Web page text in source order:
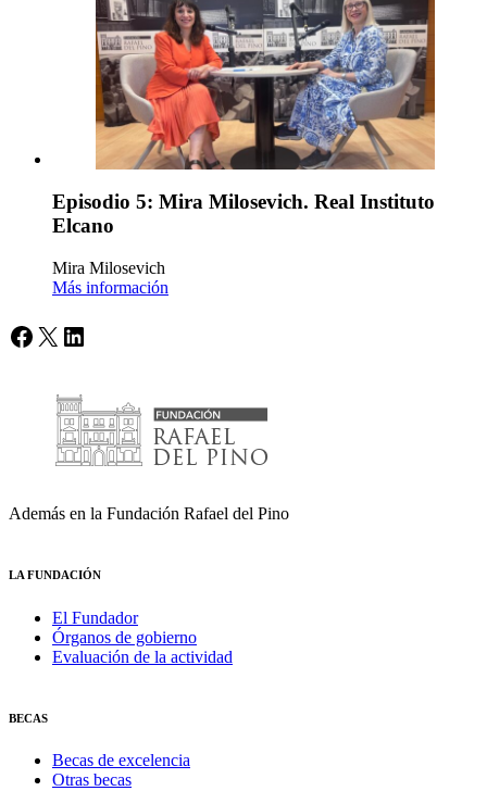
Episodio 5: Mira Milosevich. Real Instituto
Elcano
Mira Milosevich
Más información
Facebook
X LinkedIn
Además en la Fundación Rafael del Pino
LA FUNDACIÓN
El Fundador
Órganos de gobierno
Evaluación de la actividad
BECAS
Becas de excelencia
Otras becas